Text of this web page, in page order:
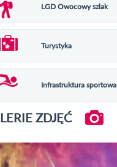
LGD Owocowy szlak
Turystyka
Infrastruktura sportowa
ZDJĘĆ